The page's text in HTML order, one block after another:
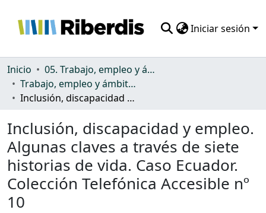
Iniciar sesión
Comunidades
Todo DSpace
Inicio
05. Trabajo, empleo y ámbito productivo
Trabajo, empleo y ámbito productivo
Inclusión, discapacidad y empleo. Algunas claves a través de siete historias de vida. Caso Ecuador. Colección Telefónica Accesible nº 10
Inclusión, discapacidad y empleo.
Algunas claves a través de siete
historias de vida. Caso Ecuador.
Colección Telefónica Accesible nº
10